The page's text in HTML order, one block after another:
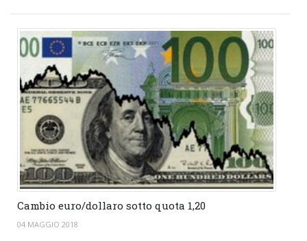
Cambio euro/dollaro sotto quota 1,20
04 MAGGIO 2018